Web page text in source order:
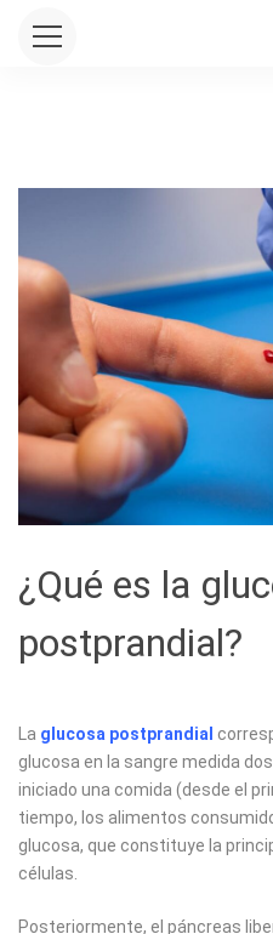
¿Qué es la
postprandial?
La glucosa postprandial
glucosa en la sangre medida
iniciado una comida (desde el
tiempo, los alimentos
glucosa, que constituye la
células.
Posteriormente, el páncreas